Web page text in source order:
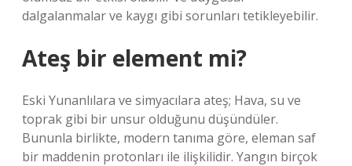
dalgalanmalar ve kaygı gibi sorunları tetikleyebilir.
Ateş bir element mi?
Eski Yunanlılara ve simyacılara ateş; Hava, su ve
toprak gibi bir unsur olduğunu düşündüler.
Bununla birlikte, modern tanıma göre, eleman saf
bir maddenin protonları ile ilişkilidir. Yangın birçok